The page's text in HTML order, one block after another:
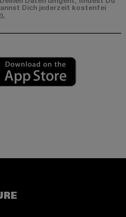
Dich jederzeit kostenfei